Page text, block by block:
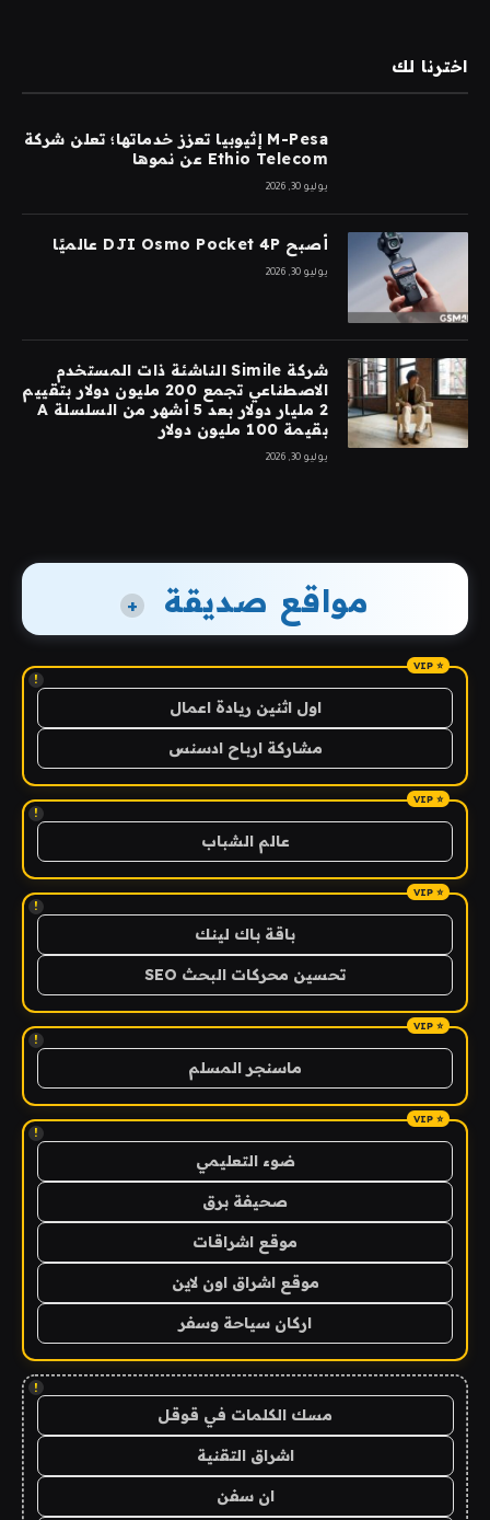
اخترنا لك
M-Pesa إثيوبيا تعزز خدماتها؛ تعلن شركة
Ethio Telecom عن نموها
يوليو 30, 2026
أصبح DJI Osmo Pocket 4P عالميًا
يوليو 30, 2026
شركة Simile الناشئة ذات المستخدم
الاصطناعي تجمع 200 مليون دولار بتقييم
2 مليار دولار بعد 5 أشهر من السلسلة A
بقيمة 100 مليون دولار
يوليو 30, 2026
مواقع صديقة +
!
اول اثنين ريادة اعمال
مشاركة ارباح ادسنس
!
عالم الشباب
!
باقة باك لينك
تحسين محركات البحث SEO
!
ماسنجر المسلم
!
ضوء التعليمي
صحيفة برق
موقع اشراقات
موقع اشراق اون لاين
اركان سياحة وسفر
!
مسك الكلمات في قوقل
اشراق التقنية
ان سفن